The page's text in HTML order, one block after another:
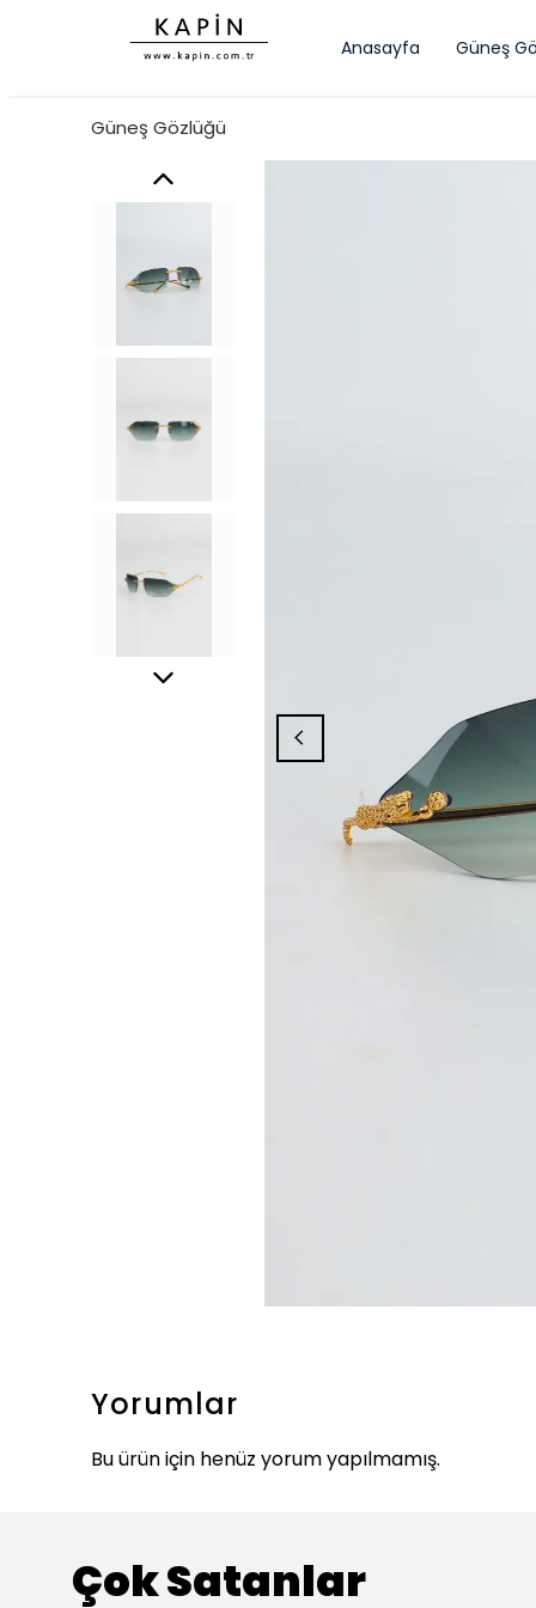
Anasayfa Güneş
Güneş Gözlüğü
Yorumlar
Bu ürün için henüz yorum yapılmamış.
Çok Satanlar